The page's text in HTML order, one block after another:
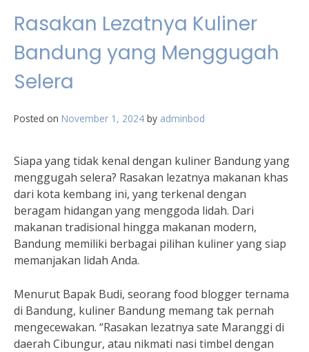
Rasakan Lezatnya Kuliner
Bandung yang Menggugah
Selera
Posted on November 1, 2024 by adminbod
Siapa yang tidak kenal dengan kuliner Bandung yang
menggugah selera? Rasakan lezatnya makanan khas
dari kota kembang ini, yang terkenal dengan
beragam hidangan yang menggoda lidah. Dari
makanan tradisional hingga makanan modern,
Bandung memiliki berbagai pilihan kuliner yang siap
memanjakan lidah Anda.
Menurut Bapak Budi, seorang food blogger ternama
di Bandung, kuliner Bandung memang tak pernah
mengecewakan. “Rasakan lezatnya sate Maranggi di
daerah Cibungur, atau nikmati nasi timbel dengan